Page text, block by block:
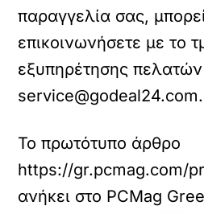
παραγγελία σας,
επικοινωνήσετε με το
εξυπηρέτησης
service@godeal24.com.
Το πρωτότυπο άρθρο
https://gr.pcmag.com/
ανήκει στο PCMag